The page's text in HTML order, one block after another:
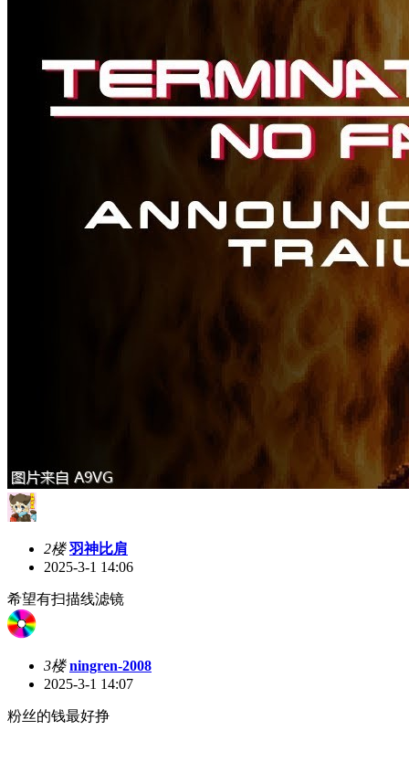
2楼 羽神比肩
2025-3-1 14:06
希望有扫描线滤镜
3楼 ningren-2008
2025-3-1 14:07
粉丝的钱最好挣